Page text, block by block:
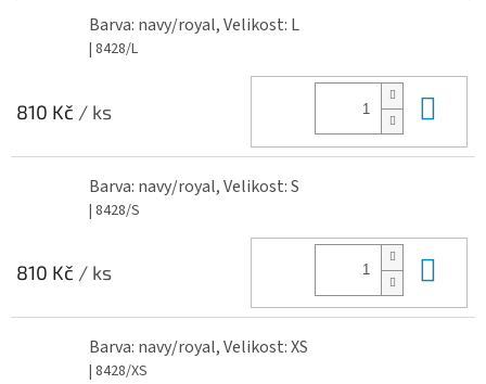
Barva: navy/royal, Velikost: L
| 8428/L
810 Kč / ks
Barva: navy/royal, Velikost: S
| 8428/S
810 Kč / ks
Barva: navy/royal, Velikost: XS
| 8428/XS